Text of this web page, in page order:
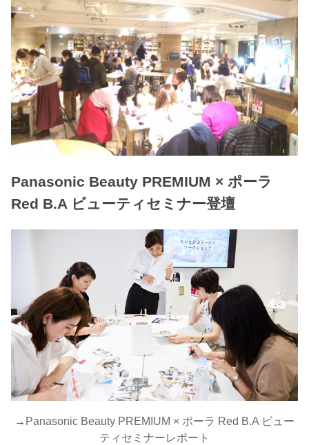
Panasonic Beauty PREMIUM × ポーラ
Red B.A ビューティセミナー登壇
→ Panasonic Beauty PREMIUM × ポーラ Red B.A ビュー
ティセミナーレポート